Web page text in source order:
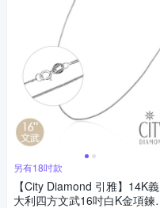
另有18吋款
【City Diamond 引雅】14K義
大利四方文武16吋白K金項鍊